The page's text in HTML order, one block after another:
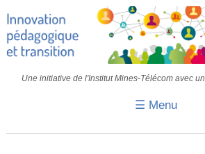
Une initiative de l'Institut Mines-Télécom avec un
☰ Menu